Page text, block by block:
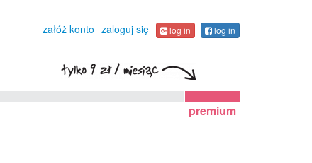
załóż konto zaloguj się log in log in
premium